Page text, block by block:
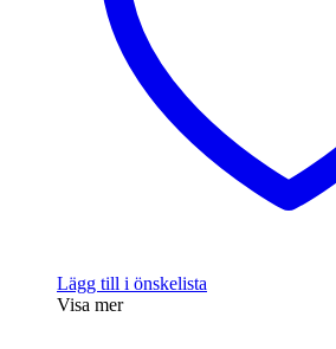
Lägg till i önskelista
Visa mer